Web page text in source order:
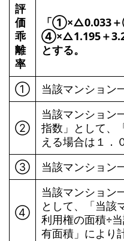
評
価
乖
離
率
「①×△0.033
④×△1.195＋
とする。
① 当該マンション
➁
当該マンション
指数」として、
える場合は１．
➂
当該マンション
➃
当該マンション
として、「当該
利用権の面積÷
有面積」により